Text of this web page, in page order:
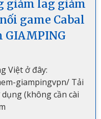
giảm lag giảm
game Cabal
GIAMPING
Việt ở đây:
giampingvpn/ Tải
(không cần cài